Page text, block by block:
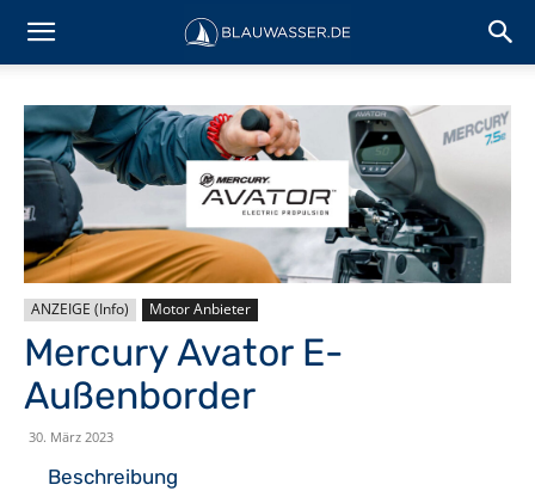
ANZEIGE (Info) Motor Anbieter
Mercury Avator E-
Außenborder
30. März 2023
Beschreibung